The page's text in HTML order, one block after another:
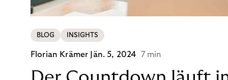
BLOG INSIGHTS
Florian Krämer Jän. 5, 2024 7 min